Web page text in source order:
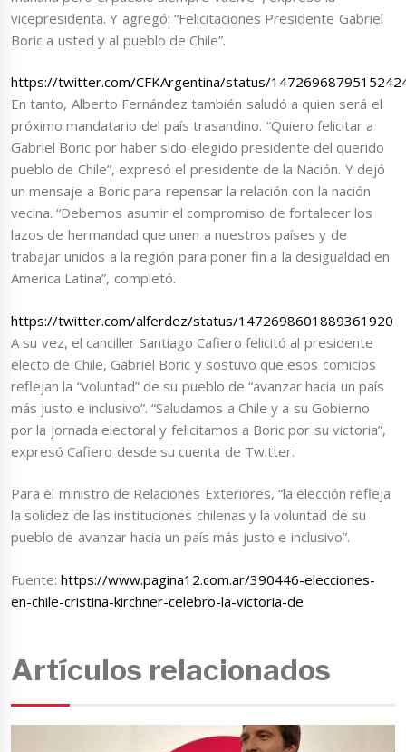
vicepresidenta. Y agregó: “Felicitaciones Presidente Gabriel
Boric a usted y al pueblo de Chile”.
https://twitter.com/CFKArgentina/status/
En tanto, Alberto Fernández también saludó a quien será el
próximo mandatario del país trasandino. “Quiero felicitar a
Gabriel Boric por haber sido elegido presidente del querido
pueblo de Chile”, expresó el presidente de la Nación. Y dejó
un mensaje a Boric para repensar la relación con la nación
vecina. “Debemos asumir el compromiso de fortalecer los
lazos de hermandad que unen a nuestros países y de
trabajar unidos a la región para poner fin a la desigualdad en
America Latina”, completó.
https://twitter.com/alferdez/status/1472698601889361920
A su vez, el canciller Santiago Cafiero felicitó al presidente
electo de Chile, Gabriel Boric y sostuvo que esos comicios
reflejan la “voluntad” de su pueblo de “avanzar hacia un país
más justo e inclusivo”. “Saludamos a Chile y a su Gobierno
por la jornada electoral y felicitamos a Boric por su victoria”,
expresó Cafiero desde su cuenta de Twitter.
Para el ministro de Relaciones Exteriores, “la elección refleja
la solidez de las instituciones chilenas y la voluntad de su
pueblo de avanzar hacia un país más justo e inclusivo”.
Fuente:https://www.pagina12.com.ar/390446-elecciones-
en-chile-cristina-kirchner-celebro-la-victoria-de
Artículos relacionados